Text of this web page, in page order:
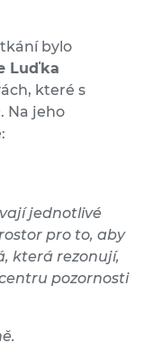
bylo
Luďka
které s
Na jeho
jednotlivé
pro to, aby
která rezonují,
pozornosti